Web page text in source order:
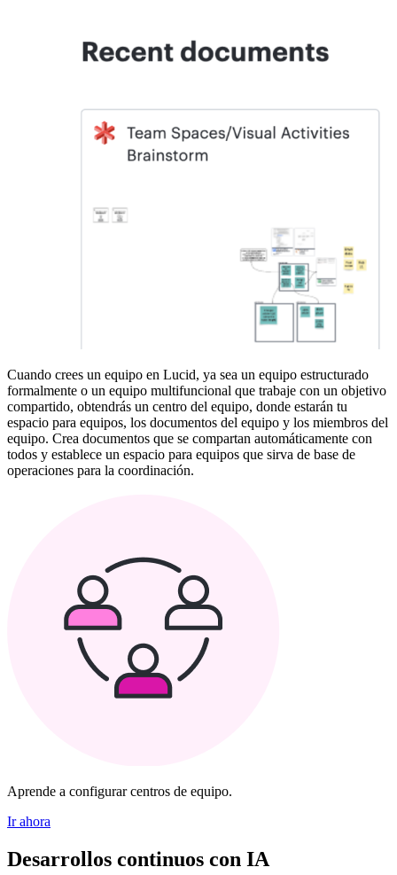
Cuando crees un equipo en Lucid, ya sea un equipo estructurado
formalmente o un equipo multifuncional que trabaje con un objetivo
compartido, obtendrás un centro del equipo, donde estarán tu
espacio para equipos, los documentos del equipo y los miembros del
equipo. Crea documentos que se compartan automáticamente con
todos y establece un espacio para equipos que sirva de base de
operaciones para la coordinación.
Aprende a configurar centros de equipo.
Ir ahora
Desarrollos continuos con IA